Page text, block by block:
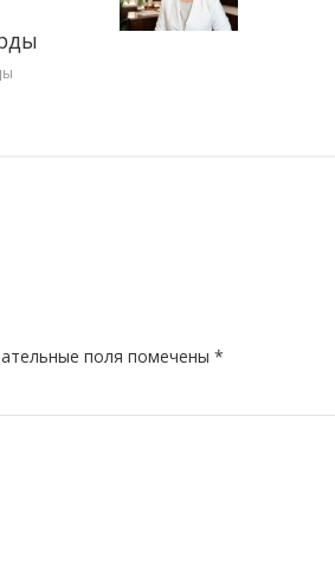
поля помечены *